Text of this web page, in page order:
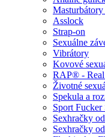
Asslock
Strap-on
Sexuálne
Vibrátory
Kovové
RAP® -
Životné
Spekula a
Sport Fucker
Sexhračky
Sexhračky